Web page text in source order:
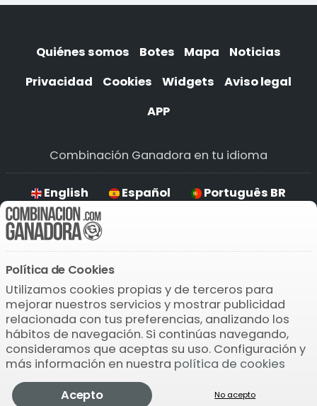
Lotería de
Navidad
Comprobar Pronosticador Jugar
Quiénes somos Botes Mapa
Noticias
Privacidad
Cookies Widgets
Aviso legal
APP
Combinación Ganadora en tu idioma
English Español Português BR
Descarga la APP
Política de Cookies
Utilizamos cookies propias y de terceros para
mejorar nuestros servicios y mostrar publicidad
relacionada con tus preferencias, analizando los
hábitos de navegación. Si continúas navegando,
consideramos que aceptas su uso. Configuración y
más información en nuestra política de cookies
Acepto
No acepto